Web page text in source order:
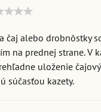
čaj alebo drobnôstky
na prednej strane. V
uloženie
súčasťou kazety.